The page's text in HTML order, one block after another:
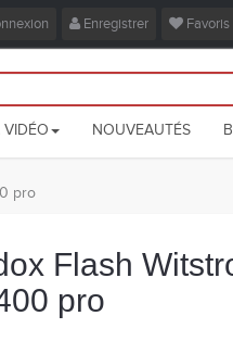
Enregistrer Favoris
VIDÉO NOUVEAUTÉS
pro
Flash
pro